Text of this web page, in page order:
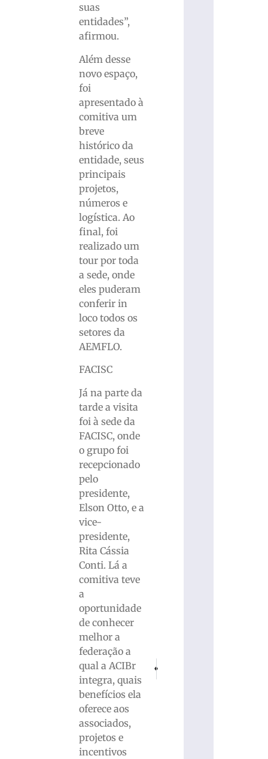
suas
entidades”,
afirmou.
Além desse
novo espaço,
foi
apresentado à
comitiva um
breve
histórico da
entidade, seus
principais
projetos,
números e
logística. Ao
final, foi
realizado um
tour por toda
a sede, onde
eles puderam
conferir in
loco todos os
setores da
AEMFLO.
FACISC
Já na parte da
tarde a visita
foi à sede da
FACISC, onde
o grupo foi
recepcionado
pelo
presidente,
Elson Otto, e a
vice-
presidente,
Rita Cássia
Conti. Lá a
comitiva teve
a
oportunidade
de conhecer
melhor a
federação a
qual a ACIBr
integra, quais
benefícios ela
oferece aos
associados,
projetos e
incentivos